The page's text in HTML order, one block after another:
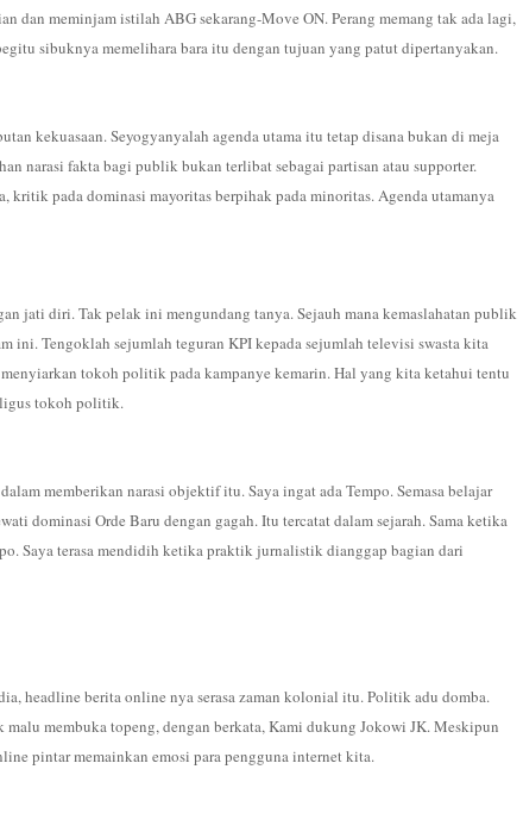
dan meminjam istilah ABG sekarang-Move ON. Perang memang tak ada lagi,
sibuknya memelihara bara itu dengan tujuan yang patut dipertanyakan.
kekuasaan. Seyogyanyalah agenda utama itu tetap disana bukan di meja
narasi fakta bagi publik bukan terlibat sebagai partisan atau supporter.
kritik pada dominasi mayoritas berpihak pada minoritas. Agenda utamanya
jati diri. Tak pelak ini mengundang tanya. Sejauh mana kemaslahatan publik
ini. Tengoklah sejumlah teguran KPI kepada sejumlah televisi swasta kita
tokoh politik pada kampanye kemarin. Hal yang kita ketahui tentu
tokoh politik.
memberikan narasi objektif itu. Saya ingat ada Tempo. Semasa belajar
dominasi Orde Baru dengan gagah. Itu tercatat dalam sejarah. Sama ketika
Saya terasa mendidih ketika praktik jurnalistik dianggap bagian dari
headline berita online nya serasa zaman kolonial itu. Politik adu domba.
malu membuka topeng, dengan berkata, Kami dukung Jokowi JK. Meskipun
pintar memainkan emosi para pengguna internet kita.